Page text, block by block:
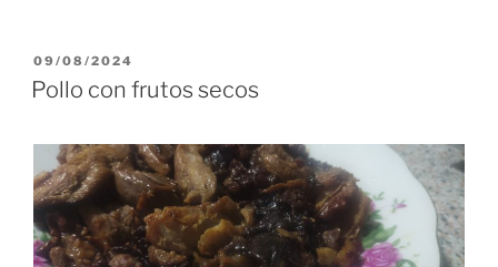
PUBLICADO
EL
09/08/2024
Pollo con frutos secos